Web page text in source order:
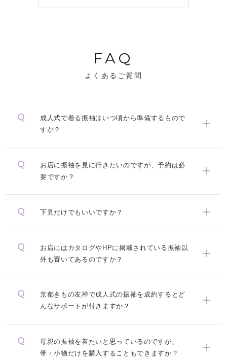
FAQ
よくあるご質問
成人式で着る振袖はいつ頃から準備するもので
すか？
お店に振袖を見に行きたいのですが、予約は必
要ですか？
下見だけでもいいですか？
お店にはカタログやHPに掲載されている振袖以
外も置いてあるのですか？
京都きもの友禅で成人式の振袖を成約するとど
んなサポートが付きますか？
母親の振袖を着たいと思っているのですが、
帯・小物だけを購入することもできますか？